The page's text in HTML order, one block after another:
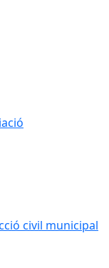
civil municipal